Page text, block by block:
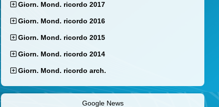
Giorn. Mond. ricordo 2017
Giorn. Mond. ricordo 2016
Giorn. Mond. ricordo 2015
Giorn. Mond. ricordo 2014
Giorn. Mond. ricordo arch.
Google News